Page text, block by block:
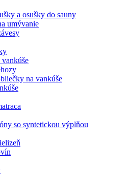
a osušky do sauny
umývanie
na vankúše
so syntetickou výplňou